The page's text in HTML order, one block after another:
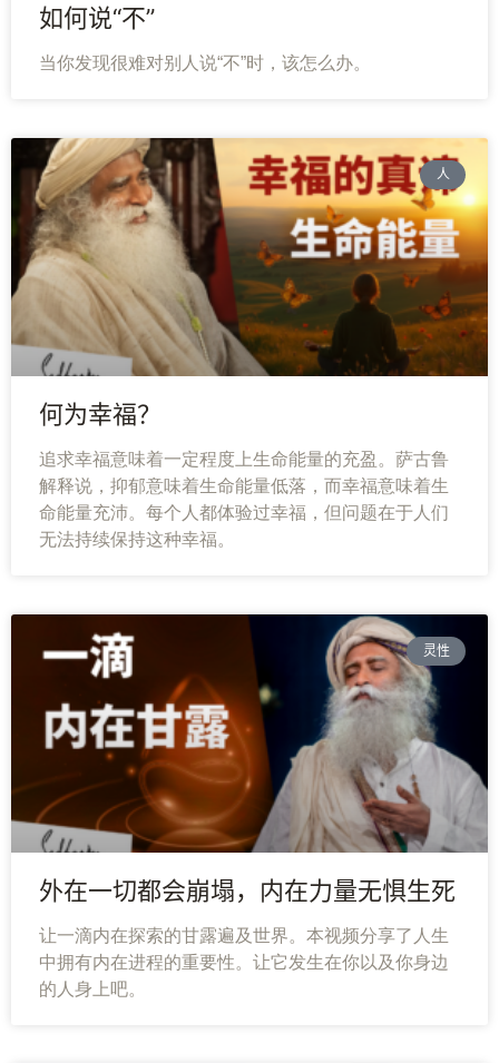
如何说“不”
当你发现很难对别人说“不”时，该怎么办。
人
何为幸福？
追求幸福意味着一定程度上生命能量的充盈。萨古鲁
解释说，抑郁意味着生命能量低落，而幸福意味着生
命能量充沛。每个人都体验过幸福，但问题在于人们
无法持续保持这种幸福。
灵性
外在一切都会崩塌，内在力量无惧生死
让一滴内在探索的甘露遍及世界。本视频分享了人生
中拥有内在进程的重要性。让它发生在你以及你身边
的人身上吧。